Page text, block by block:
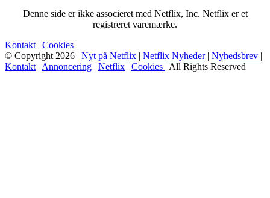
Denne side er ikke associeret med Netflix, Inc. Netflix er et
registreret varemærke.
Kontakt | Cookies
© Copyright 2026 | Nyt på Netflix | Netflix Nyheder| Nyhedsbrev |
Kontakt | Annoncering | Netflix | Cookies | All Rights Reserved